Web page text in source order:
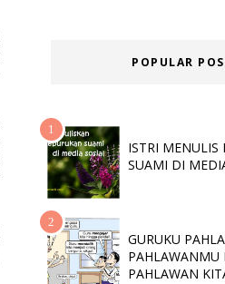
POPULAR
ISTRI MENULIS
SUAMI DI
GURUKU
PAHLAWANMU
PAHLAWAN